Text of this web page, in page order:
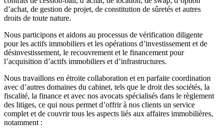
d’achat, de gestion de projet, de constitution de sûretés et autres
droits de toute nature.
Nous participons et aidons au processus de vérification diligente
pour les actifs immobiliers et les opérations d’investissement et de
désinvestissement, le recouvrement et le financement pour
l’acquisition d’actifs immobiliers et d’infrastructures.
Nous travaillons en étroite collaboration et en parfaite coordination
avec d’autres domaines du cabinet, tels que le droit des sociétés, la
fiscalité, la finance et avec nos avocats spécialisés dans le règlement
des litiges, ce qui nous permet d’offrir à nos clients un service
complet et de couvrir tous les aspects liés aux affaires immobilières,
notamment :